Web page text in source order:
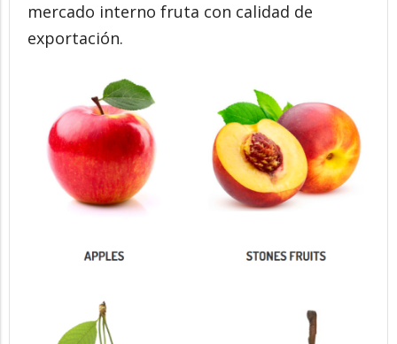
mercado interno fruta con calidad de
exportación.